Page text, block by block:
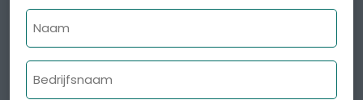
Naam
Bedrijfsnaam